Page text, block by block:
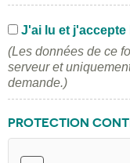
J'ai lu et j'accepte
(Les données de ce
serveur et
demande.)
PROTECTION